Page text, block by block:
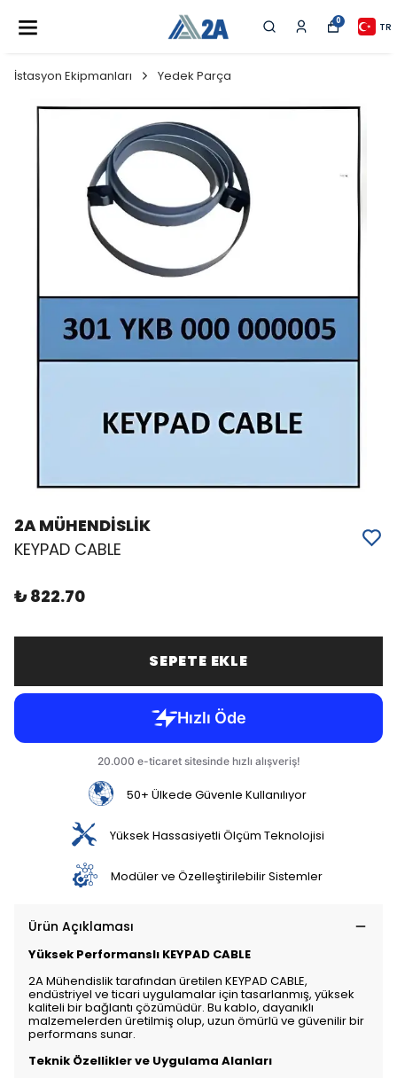
0 TR
İstasyon Ekipmanları Yedek Parça
2A MÜHENDİSLİK
KEYPAD CABLE
₺ 822.70
SEPETE EKLE
50+ Ülkede Güvenle Kullanılıyor
Yüksek Hassasiyetli Ölçüm Teknolojisi
Modüler ve Özelleştirilebilir Sistemler
Ürün Açıklaması
Yüksek Performanslı KEYPAD CABLE
2A Mühendislik tarafından üretilen KEYPAD CABLE,
endüstriyel ve ticari uygulamalar için tasarlanmış, yüksek
kaliteli bir bağlantı çözümüdür. Bu kablo, dayanıklı
malzemelerden üretilmiş olup, uzun ömürlü ve güvenilir bir
performans sunar.
Teknik Özellikler ve Uygulama Alanları